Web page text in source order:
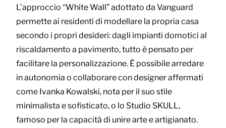
L’approccio “White Wall” adottato da Vanguard
permette ai residenti di modellare la propria casa
secondo i propri desideri: dagli impianti domotici al
riscaldamento a pavimento, tutto è pensato per
facilitare la personalizzazione. È possibile arredare
in autonomia o collaborare con designer affermati
come Ivanka Kowalski, nota per il suo stile
minimalista e sofisticato, o lo Studio SKULL,
famoso per la capacità di unire arte e artigianato.